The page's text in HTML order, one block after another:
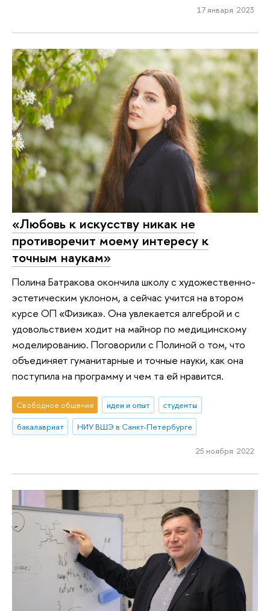
17 января 2023
«Любовь к искусству никак не
противоречит моему интересу к
точным наукам»
Полина Батракова окончила школу с художественно-
эстетическим уклоном, а сейчас учится на втором
курсе ОП «Физика». Она увлекается алгеброй и с
удовольствием ходит на майнор по медицинскому
моделированию. Поговорили с Полиной о том, что
объединяет гуманитарные и точные науки, как она
поступила на программу и чем та ей нравится.
Свободное общение идеи и опыт
студенты
бакалавриат
НИУ ВШЭ в Санкт-Петербурге
25 ноября 2022